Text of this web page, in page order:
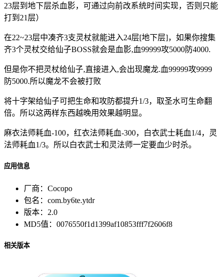
23层到地下层杀血影，可通过向前改系统时间实现，否则只能
打到21层）
在22~23层中凑齐3支灵杖就能进入24层[地下层]，如果你搜集
齐3个灵杖交给仙子BOSS就会是血影,血99999攻5000防4000.
但是你不把灵杖给仙子,直接进入,会出现魔龙.血99999攻9999
防5000.所以魔龙不会被打败
将十字架给仙子可把生命和攻防都提升1/3，取圣水可生命翻
倍。所以这两样东西越晚用效果越明显。
麻衣法师耗血-100，红衣法师耗血-300，白衣武士耗血1/4，灵
法师耗血1/3。所以白衣武士和灵法师一定要血少时杀。
应用信息
厂商： Cocopo
包名： com.by6te.ytdr
版本： 2.0
MD5值： 0076550f1d1399af10853fff7f2606f8
相关版本